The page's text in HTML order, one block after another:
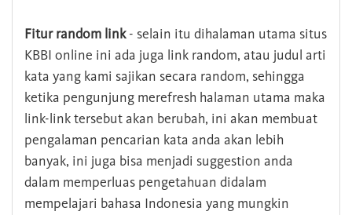
Fitur random link- selain itu dihalaman utama situs
KBBI online ini ada juga link random, atau judul arti
kata yang kami sajikan secara random, sehingga
ketika pengunjung merefresh halaman utama maka
link-link tersebut akan berubah, ini akan membuat
pengalaman pencarian kata anda akan lebih
banyak, ini juga bisa menjadi suggestion anda
dalam memperluas pengetahuan didalam
mempelajari bahasa Indonesia yang mungkin